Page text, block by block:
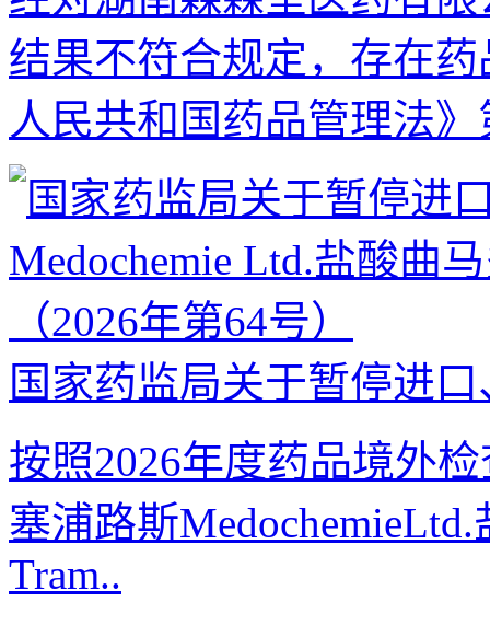
结果不符合规定，存在
人民共和国药品管理法》
国家药监局关于暂停进口
按照2026年度药品境外
塞浦路斯
Tram..